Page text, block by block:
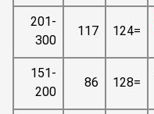
=124
117
201-
300
=128
86
151-
200